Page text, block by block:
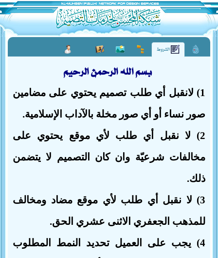
الشروط
بسم الله الرحمن الرحيم
1) لانقبل أي طلب تصميم يحتوي على مضامين
صور نساء أو أي صور مخلة بالآداب الإسلامية.
2) لا نقبل أي طلب لأي موقع يحتوي على
مخالفات شرعيّة وان كان التصميم لا يتضمن
ذلك.
3) لا نقبل أي طلب لأي موقع مضاد ومخالف
للمذهب الجعفري الاثنى عشري الحق.
4) يجب على العميل تحديد النمط المطلوب